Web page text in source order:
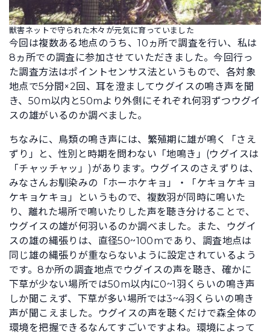
獣害ネットで守られた木々が元気に育っていました
今回は複数ある地点のうち、10ヵ所で調査を行い、私は
8ヵ所での調査に参加させていただきました。今回行っ
た調査方法はポイントセンサス法というもので、各対象
地点で5分間×2回、耳を澄ましてウグイスの鳴き声を聞
き、50m以内と50mより外側にそれぞれ何羽ずつウグイ
スの雄がいるのか調べました。
ちなみに、鳥類の鳴き声には、繁殖期に雄が鳴く「さえ
ずり」と、性別と時期を問わない「地鳴き」(ウグイスは
「チャッチャッ」)があります。ウグイスのさえずりは、
みなさんお馴染みの「ホーホケキョ」・「ケキョケキョ
ケキョケキョ」というもので、複数羽が同時に鳴いた
り、離れた場所で鳴いたりした声を聴き分けることで、
ウグイスの雄が何羽いるのか調べました。また、ウグイ
スの雄の縄張りは、直径50~100mであり、調査地点は
同じ雄の縄張りが重ならないように設定されているよう
です。8か所の調査地点でウグイスの声を聴き、確かに
下草が少ない場所では50m以内に0~1羽くらいの鳴き声
しか聞こえず、下草が多い場所では3~4羽くらいの鳴き
声が聞こえました。ウグイスの声を聴くだけで森全体の
環境を把握できるなんてすごいですよね。環境によって